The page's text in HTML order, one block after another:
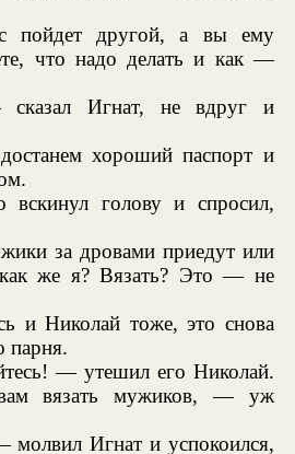
пойдет другой, а вы ему
что надо делать и как —
Игнат, не вдруг и
хороший паспорт и
вскинул голову и спросил,
за дровами приедут или
же я? Вязать? Это — не
и Николай тоже, это снова
парня.
— утешил его Николай.
вязать мужиков, — уж
Игнат и успокоился,